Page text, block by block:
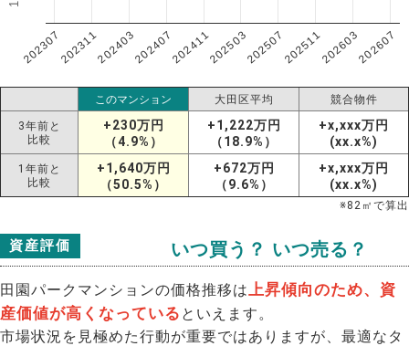
202307202311202403202407202411202503202507202511202603202607
このマンション 大田区平均 競合物件
3年前と
比較
+230万円
（4.9%）
+1,222万円
（18.9%）
+x,xxx万円
(xx.x%)
1年前と
比較
+1,640万円
（50.5%）
+672万円
（9.6%）
+x,xxx万円
(xx.x%)
※82 ㎡で算出
資産評価 いつ買う？ いつ売る？
田園パークマンションの価格推移は 上昇傾向のため、資
産価値が高くなっている といえます。
市場状況を見極めた行動が重要ではありますが、最適なタ